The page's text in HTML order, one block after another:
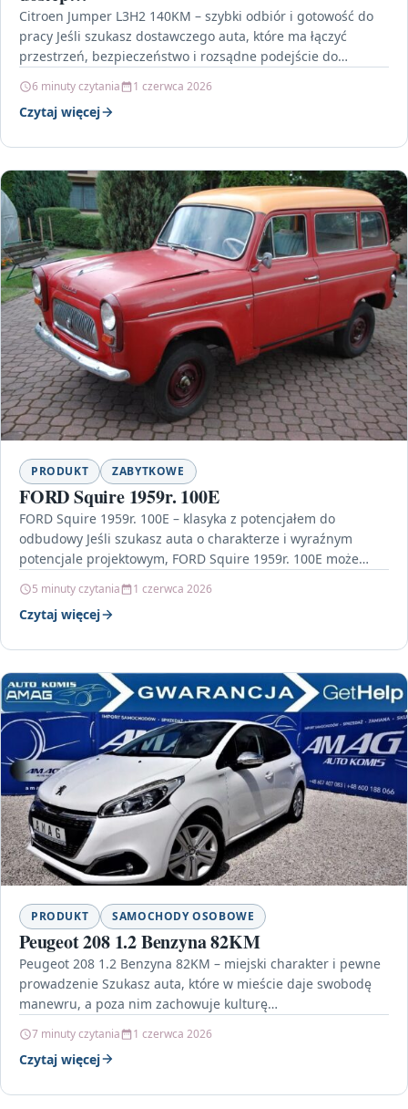
Citroen Jumper L3H2 140KM – szybki odbiór i gotowość do
pracy Jeśli szukasz dostawczego auta, które ma łączyć
przestrzeń, bezpieczeństwo i rozsądne podejście do…
6 minuty czytania 1 czerwca 2026
Czytaj więcej
PRODUKT ZABYTKOWE
FORD Squire 1959r. 100E
FORD Squire 1959r. 100E – klasyka z potencjałem do
odbudowy Jeśli szukasz auta o charakterze i wyraźnym
potencjale projektowym, FORD Squire 1959r. 100E może…
5 minuty czytania 1 czerwca 2026
Czytaj więcej
PRODUKT SAMOCHODY OSOBOWE
Peugeot 208 1.2 Benzyna 82KM
Peugeot 208 1.2 Benzyna 82KM – miejski charakter i pewne
prowadzenie Szukasz auta, które w mieście daje swobodę
manewru, a poza nim zachowuje kulturę…
7 minuty czytania 1 czerwca 2026
Czytaj więcej